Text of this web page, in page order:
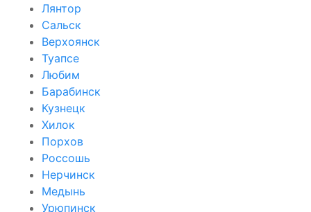
Лянтор
Сальск
Верхоянск
Туапсе
Любим
Барабинск
Кузнецк
Хилок
Порхов
Россошь
Нерчинск
Медынь
Урюпинск